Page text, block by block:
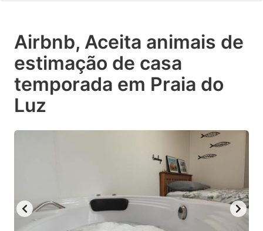
Airbnb, Aceita animais de
estimação de casa
temporada em Praia do
Luz